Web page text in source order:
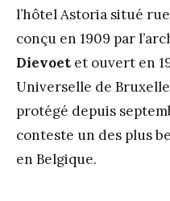
l’hôtel Astoria situé
conçu en 1909 par
Dievoet et ouvert en
Universelle de
protégé depuis
conteste un des plus
en Belgique.